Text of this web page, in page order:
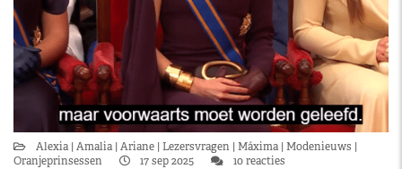
Alexia Amalia Ariane Lezersvragen Máxima Modenieuws
Oranjeprinsessen
17 sep 2025 10 reacties